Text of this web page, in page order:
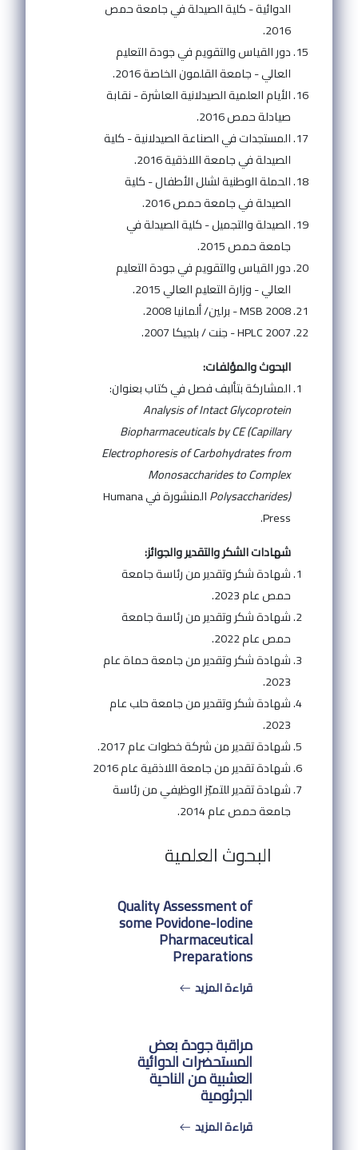
الدوائية - كلية الصيدلة في جامعة حمص
2016.
دور القياس والتقويم في جودة التعليم
العالي - جامعة القلمون الخاصة 2016.
الأيام العلمية الصيدلانية العاشرة - نقابة
صيادلة حمص 2016.
المستجدات في الصناعة الصيدلانية - كلية
الصيدلة في جامعة اللاذقية 2016.
الحملة الوطنية لشلل الأطفال - كلية
الصيدلة في جامعة حمص 2016.
الصيدلة والتجميل - كلية الصيدلة في
جامعة حمص 2015.
دور القياس والتقويم في جودة التعليم
العالي - وزارة التعليم العالي 2015.
MSB 2008 - برلين/ ألمانيا 2008.
HPLC 2007 - جنت / بلجيكا 2007.
البحوث والمؤلفات:
المشاركة بتألبف فصل في كتاب بعنوان:
Analysis of Intact Glycoprotein
Biopharmaceuticals by CE (Capillary
Electrophoresis of Carbohydrates from
Monosaccharides to Complex
Polysaccharides)
المنشورة في Humana
Press.
شهادات الشكر والتقدير والجوائز:
شهادة شكر وتقدير من رئاسة جامعة
حمص عام 2023.
شهادة شكر وتقدير من رئاسة جامعة
حمص عام 2022.
شهادة شكر وتقدير من جامعة حماة عام
2023.
شهادة شكر وتقدير من جامعة حلب عام
2023.
شهادة تقدير من شركة خطوات عام 2017.
شهادة تقدير من جامعة اللاذقية عام 2016
شهادة تقدير للتميّز الوظيفي من رئاسة
جامعة حمص عام 2014.
البحوث العلمية
Quality Assessment of
some Povidone-Iodine
Pharmaceutical
Preparations
قراءة المزيد
مراقبة جودة بعض
المستحضرات الدوائية
العشبية من الناحية
الجرثومية
قراءة المزيد